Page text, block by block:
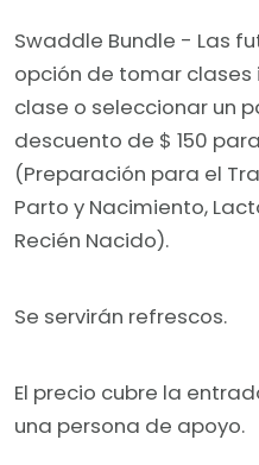
Swaddle Bundle - Las
opción de tomar clases
clase o seleccionar un
descuento de $ 150
(Preparación para el
Parto y Nacimiento,
Recién Nacido).
Se servirán refrescos.
El precio cubre la
una persona de apoyo.